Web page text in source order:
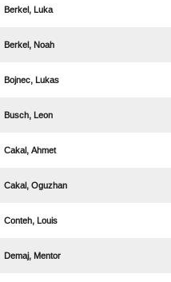
 
 
 
 
 
 
 
 